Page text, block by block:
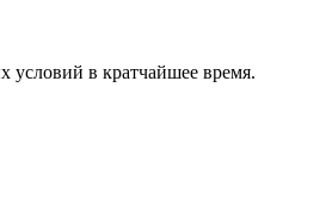
условий в кратчайшее время.